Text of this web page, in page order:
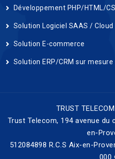
Développement PHP/HTML/
Solution Logiciel SAAS / Cloud
Solution E-commerce
Solution ERP/CRM sur mesure
TRUST
Trust Telecom, 194 avenue du
en-
512084898 R.C.S Aix-en-